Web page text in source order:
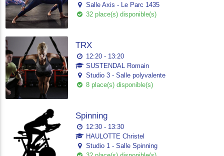
Salle Axis - Le Parc 1435
32 place(s) disponible(s)
TRX
12:20 - 13:20
SUSTENDAL Romain
Studio 3 - Salle polyvalente
8 place(s) disponible(s)
Spinning
12:30 - 13:30
HAULOTTE Christel
Studio 1 - Salle Spinning